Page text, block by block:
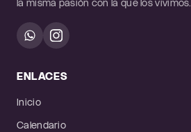
la misma pasión con la que los vivimos.
ENLACES
Inicio
Calendario